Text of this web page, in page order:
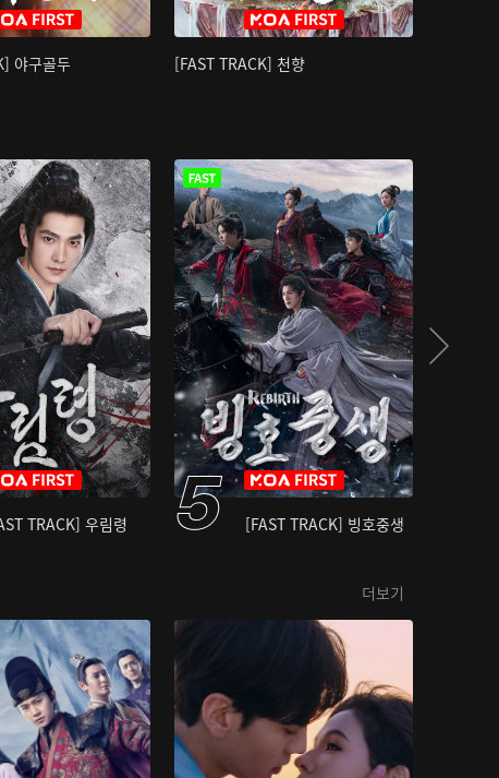
야구골두 [FAST TRACK] 천향
TRACK] 우림령 [FAST TRACK] 빙호중생
더보기